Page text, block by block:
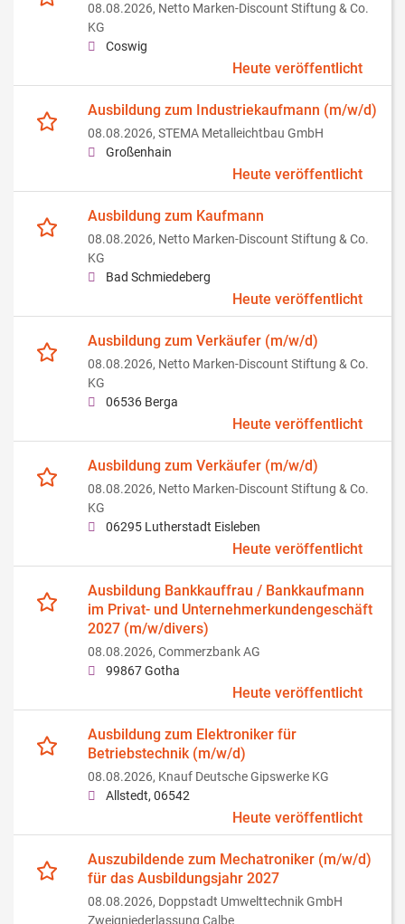
08.08.2026, Netto Marken-Discount Stiftung & Co.
KG
Coswig
Heute veröffentlicht
Ausbildung zum Industriekaufmann (m/w/d)
08.08.2026, STEMA Metalleichtbau GmbH
Großenhain
Heute veröffentlicht
Ausbildung zum Kaufmann
08.08.2026, Netto Marken-Discount Stiftung & Co.
KG
Bad Schmiedeberg
Heute veröffentlicht
Ausbildung zum Verkäufer (m/w/d)
08.08.2026, Netto Marken-Discount Stiftung & Co.
KG
06536 Berga
Heute veröffentlicht
Ausbildung zum Verkäufer (m/w/d)
08.08.2026, Netto Marken-Discount Stiftung & Co.
KG
06295 Lutherstadt Eisleben
Heute veröffentlicht
Ausbildung Bankkauffrau / Bankkaufmann
im Privat- und Unternehmerkundengeschäft
2027 (m/w/divers)
08.08.2026, Commerzbank AG
99867 Gotha
Heute veröffentlicht
Ausbildung zum Elektroniker für
Betriebstechnik (m/w/d)
08.08.2026, Knauf Deutsche Gipswerke KG
Allstedt, 06542
Heute veröffentlicht
Auszubildende zum Mechatroniker (m/w/d)
für das Ausbildungsjahr 2027
08.08.2026, Doppstadt Umwelttechnik GmbH